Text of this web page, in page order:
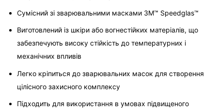
Сумісний зі зварювальними масками 3M™ Speedglas™
Виготовлений із шкіри або вогнестійких матеріалів, що
забезпечують високу стійкість до температурних і
механічних впливів
Легко кріпиться до зварювальних масок для створення
цілісного захисного комплексу
Підходить для використання в умовах підвищеного